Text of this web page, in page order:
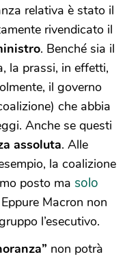
relativa è stato il
rivendicato il
. Benché sia il
la prassi, in effetti,
il governo
che abbia
Anche se questi
assoluta. Alle
la coalizione
posto ma solo
Macron non
l’esecutivo.
non potrà